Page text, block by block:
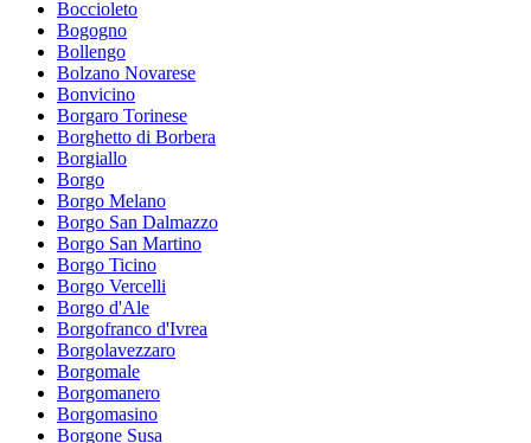
Boccioleto
Bogogno
Bollengo
Bolzano Novarese
Bonvicino
Borgaro Torinese
Borghetto di Borbera
Borgiallo
Borgo
Borgo Melano
Borgo San Dalmazzo
Borgo San Martino
Borgo Ticino
Borgo Vercelli
Borgo d'Ale
Borgofranco d'Ivrea
Borgolavezzaro
Borgomale
Borgomanero
Borgomasino
Borgone Susa